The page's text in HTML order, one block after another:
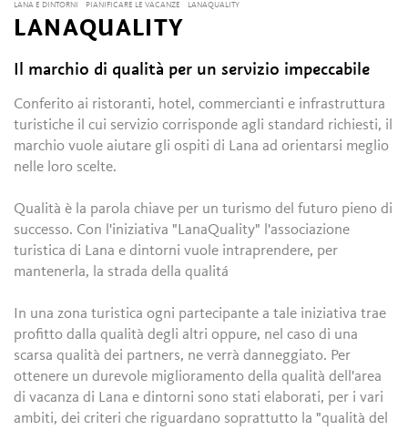
LANA E DINTORNI PIANIFICARE LE VACANZE LANAQUALITY
LANAQUALITY
Il marchio di qualità per un servizio impeccabile
Conferito ai ristoranti, hotel, commercianti e infrastruttura
turistiche il cui servizio corrisponde agli standard richiesti, il
marchio vuole aiutare gli ospiti di Lana ad orientarsi meglio
nelle loro scelte.
Qualità è la parola chiave per un turismo del futuro pieno di
successo. Con l'iniziativa "LanaQuality" l'associazione
turistica di Lana e dintorni vuole intraprendere, per
mantenerla, la strada della qualitá
In una zona turistica ogni partecipante a tale iniziativa trae
profitto dalla qualità degli altri oppure, nel caso di una
scarsa qualità dei partners, ne verrà danneggiato. Per
ottenere un durevole miglioramento della qualità dell'area
di vacanza di Lana e dintorni sono stati elaborati, per i vari
ambiti, dei criteri che riguardano soprattutto la "qualità del